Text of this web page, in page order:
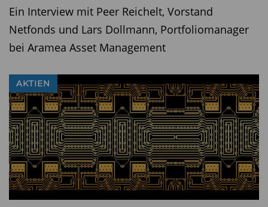
Ein Interview mit Peer Reichelt, Vorstand
Netfonds und Lars Dollmann, Portfoliomanager
bei Aramea Asset Management
AKTIEN